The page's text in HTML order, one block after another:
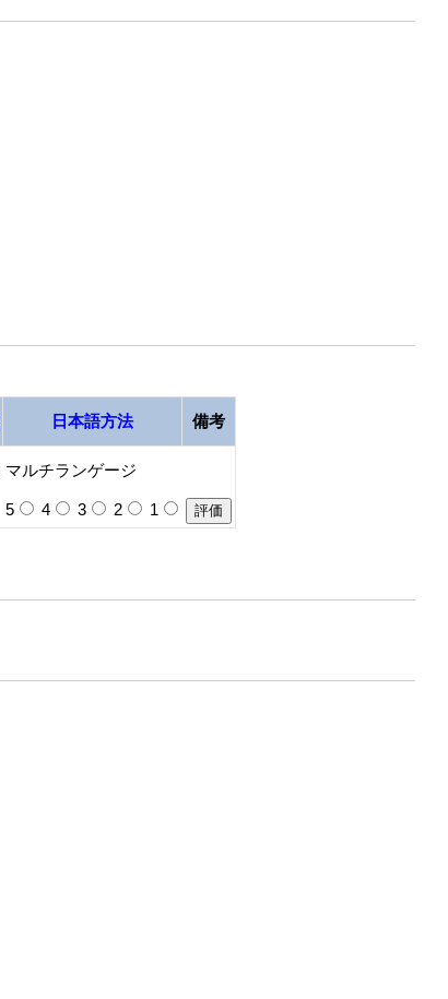
日本語方法 備考
マルチランゲージ
5 4 3 2 1